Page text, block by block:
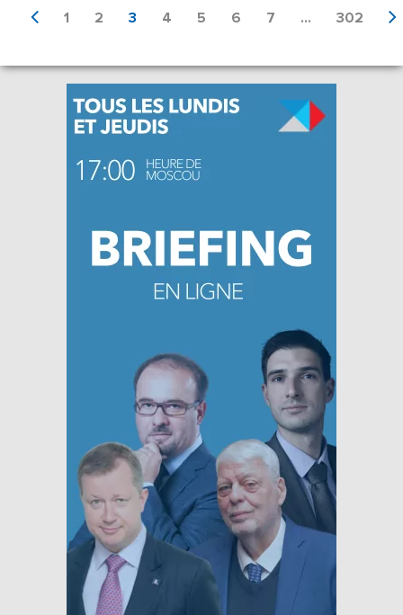
1 2 3 4 5 6 7 ... 302